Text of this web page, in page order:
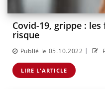
Covid-19, grippe :
risque
Publié le 05.10.2022 |
LIRE L'ARTICLE